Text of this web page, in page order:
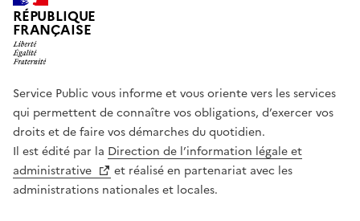
RÉPUBLIQUE
FRANÇAISE
Service Public vous informe et vous oriente vers les services
qui permettent de connaître vos obligations, d’exercer vos
droits et de faire vos démarches du quotidien.
Il est édité par la Direction de l’information légale et
administrative
et réalisé en partenariat avec les
administrations nationales et locales.